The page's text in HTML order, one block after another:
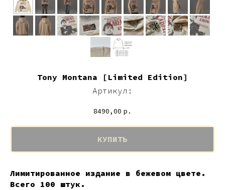
Tony Montana [Limited Edition]
Артикул:
8490,00 р.
КУПИТЬ
Лимитированное издание в бежевом цвете.
Всего 100 штук.